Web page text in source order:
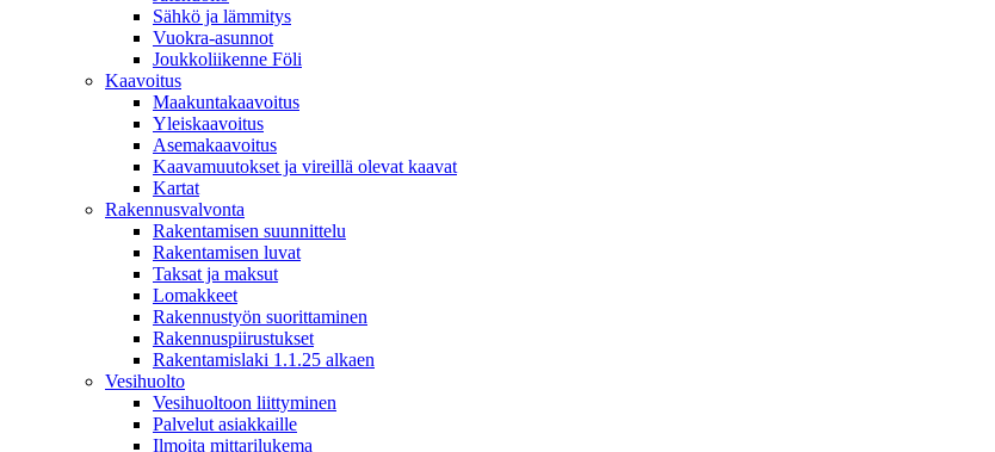
Sähkö ja lämmitys
Vuokra-asunnot
Joukkoliikenne Föli
Kaavoitus
Maakuntakaavoitus
Yleiskaavoitus
Asemakaavoitus
Kaavamuutokset ja vireillä olevat kaavat
Kartat
Rakennusvalvonta
Rakentamisen suunnittelu
Rakentamisen luvat
Taksat ja maksut
Lomakkeet
Rakennustyön suorittaminen
Rakennuspiirustukset
Rakentamislaki 1.1.25 alkaen
Vesihuolto
Vesihuoltoon liittyminen
Palvelut asiakkaille
Ilmoita mittarilukema